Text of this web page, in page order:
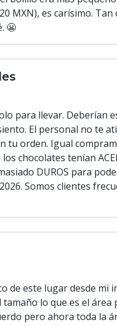
MXN), es carísimo.
😬
para llevar. Deberían
El personal no te
tu orden. Igual
chocolates tenían
DUROS para
Somos clientes
de este lugar desde
tamaño lo que es el
pero ahora toda la